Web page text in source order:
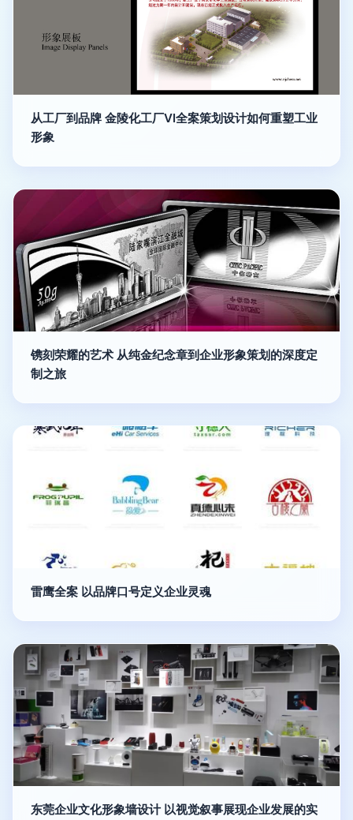
从工厂到品牌 金陵化工厂VI全案策划设计如何重塑工业
形象
镌刻荣耀的艺术 从纯金纪念章到企业形象策划的深度定
制之旅
雷鹰全案 以品牌口号定义企业灵魂
东莞企业文化形象墙设计 以视觉叙事展现企业发展的实